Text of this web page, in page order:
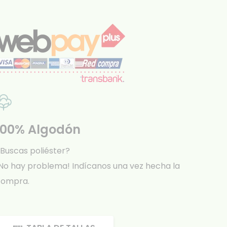
Algodón
poliéster?
hay problema! Indícanos una vez hecha la